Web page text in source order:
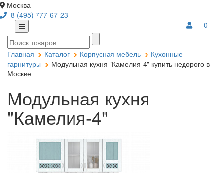
Москва
8 (495) 777-67-23
0
Главная Каталог Корпусная мебель
Кухонные
гарнитуры
Модульная кухня "Камелия-4" купить недорого в
Москве
Модульная кухня
"Камелия-4"